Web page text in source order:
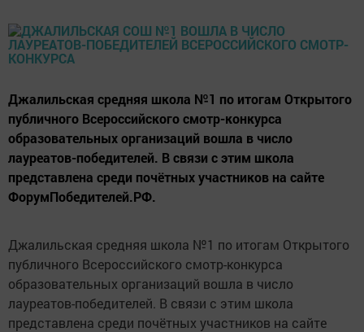
Джалильская средняя школа №1 по итогам Открытого
публичного Всероссийского смотр-конкурса
образовательных организаций вошла в число
лауреатов-победителей. В связи с этим школа
представлена среди почётных участников на сайте
ФорумПобедителей.РФ.
Джалильская средняя школа №1 по итогам Открытого
публичного Всероссийского смотр-конкурса
образовательных организаций вошла в число
лауреатов-победителей. В связи с этим школа
представлена среди почётных участников на сайте